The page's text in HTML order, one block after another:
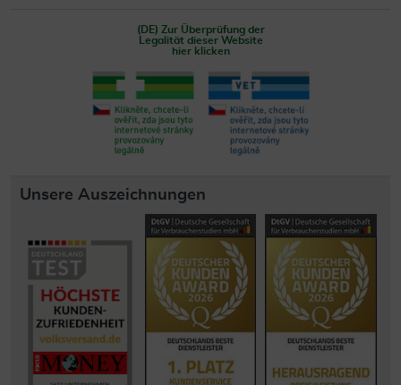
(DE) Zur Überprüfung der
Legalität dieser Website
hier klicken
Unsere Auszeichnungen